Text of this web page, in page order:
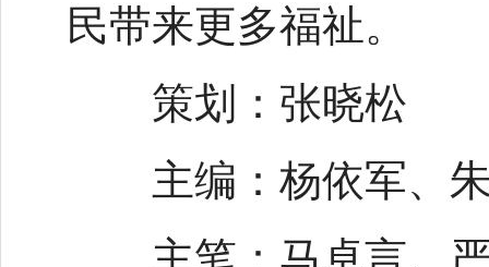
民带来更多福祉。
策划：张晓松
主编：杨依军、